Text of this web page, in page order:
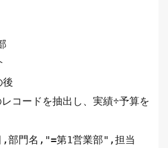
後
レコードを抽出し、実績÷予算を
部門名, "=第1営業部" ,担当